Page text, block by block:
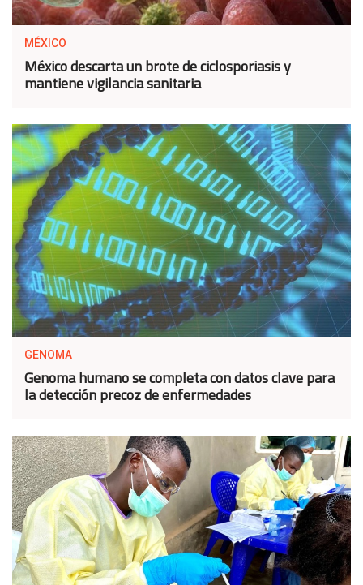
MÉXICO
México descarta un brote de ciclosporiasis y
mantiene vigilancia sanitaria
GENOMA
Genoma humano se completa con datos clave para
la detección precoz de enfermedades